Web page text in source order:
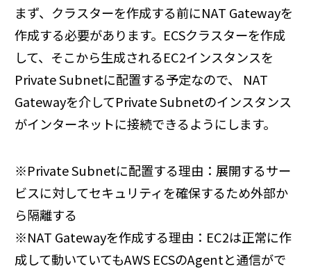
まず、クラスターを作成する前にNAT Gatewayを
作成する必要があります。ECSクラスターを作成
して、そこから生成されるEC2インスタンスを
Private Subnetに配置する予定なので、 NAT
Gatewayを介してPrivate Subnetのインスタンス
がインターネットに接続できるようにします。
※Private Subnetに配置する理由：展開するサー
ビスに対してセキュリティを確保するため外部か
ら隔離する
※NAT Gatewayを作成する理由：EC2は正常に作
成して動いていてもAWS ECSのAgentと通信がで